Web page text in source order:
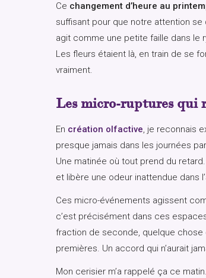
Ce changement d’heure au
suffisant pour que notre attention
agit comme une petite faille dans le
Les fleurs étaient là, en train de se
vraiment.
Les micro-ruptures
En création olfactive, je reconnais
presque jamais dans les journées
Une matinée où tout prend du
et libère une odeur inattendue dans
Ces micro-événements agissent
c’est précisément dans ces
fraction de seconde, quelque chose
premières. Un accord qui n’aurait
Mon cerisier m’a rappelé ça ce